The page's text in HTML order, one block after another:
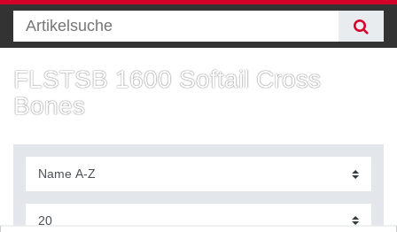
FLSTSB 1600 Softail Cross
Bones